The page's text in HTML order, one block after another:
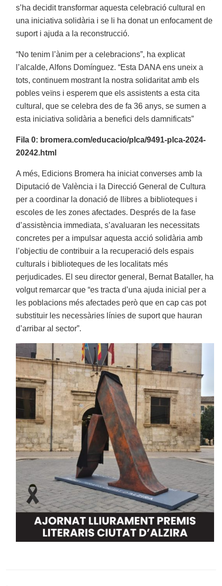
s’ha decidit transformar aquesta celebració cultural en
una iniciativa solidària i se li ha donat un enfocament de
suport i ajuda a la reconstrucció.
“No tenim l’ànim per a celebracions”, ha explicat
l’alcalde, Alfons Domínguez. “Esta DANA ens uneix a
tots, continuem mostrant la nostra solidaritat amb els
pobles veïns i esperem que els assistents a esta cita
cultural, que se celebra des de fa 36 anys, se sumen a
esta iniciativa solidària a benefici dels damnificats”
Fila 0: bromera.com/educacio/plca/9491-plca-2024-
20242.html
A més, Edicions Bromera ha iniciat converses amb la
Diputació de València i la Direcció General de Cultura
per a coordinar la donació de llibres a biblioteques i
escoles de les zones afectades. Després de la fase
d’assistència immediata, s’avaluaran les necessitats
concretes per a impulsar aquesta acció solidària amb
l’objectiu de contribuir a la recuperació dels espais
culturals i biblioteques de les localitats més
perjudicades. El seu director general, Bernat Bataller, ha
volgut remarcar que “es tracta d’una ajuda inicial per a
les poblacions més afectades però que en cap cas pot
substituir les necessàries línies de suport que hauran
d’arribar al sector”.